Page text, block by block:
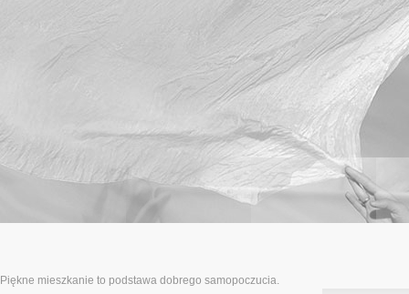
Piękne mieszkanie to podstawa dobrego samopoczucia.